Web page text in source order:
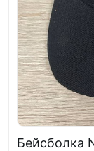
Бейсболка